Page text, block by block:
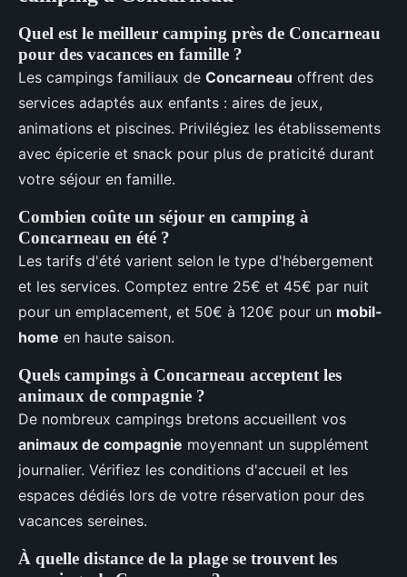
Quel est le meilleur camping près de Concarneau
pour des vacances en famille ?
Les campings familiaux de Concarneau offrent des
services adaptés aux enfants : aires de jeux,
animations et piscines. Privilégiez les établissements
avec épicerie et snack pour plus de praticité durant
votre séjour en famille.
Combien coûte un séjour en camping à
Concarneau en été ?
Les tarifs d'été varient selon le type d'hébergement
et les services. Comptez entre 25€ et 45€ par nuit
pour un emplacement, et 50€ à 120€ pour un mobil-
home en haute saison.
Quels campings à Concarneau acceptent les
animaux de compagnie ?
De nombreux campings bretons accueillent vos
animaux de compagnie moyennant un supplément
journalier. Vérifiez les conditions d'accueil et les
espaces dédiés lors de votre réservation pour des
vacances sereines.
À quelle distance de la plage se trouvent les